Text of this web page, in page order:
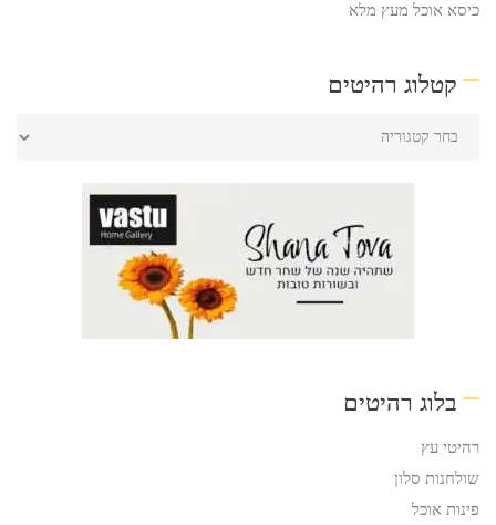
כיסא אוכל מעץ מלא
קטלוג רהיטים
בלוג רהיטים
רהיטי עץ
שולחנות סלון
פינות אוכל